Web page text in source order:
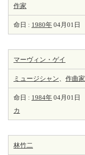
作家
命日 : 1980年 04月01日
マーヴィン・ゲイ
ミュージシャン、 作曲家
命日 : 1984年 04月01日
カ
林竹二